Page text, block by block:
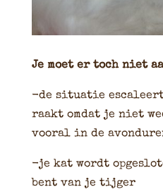
Je moet er toch niet
-de situatie
raakt omdat je niet
vooral in de
-je kat wordt
bent van je tijger